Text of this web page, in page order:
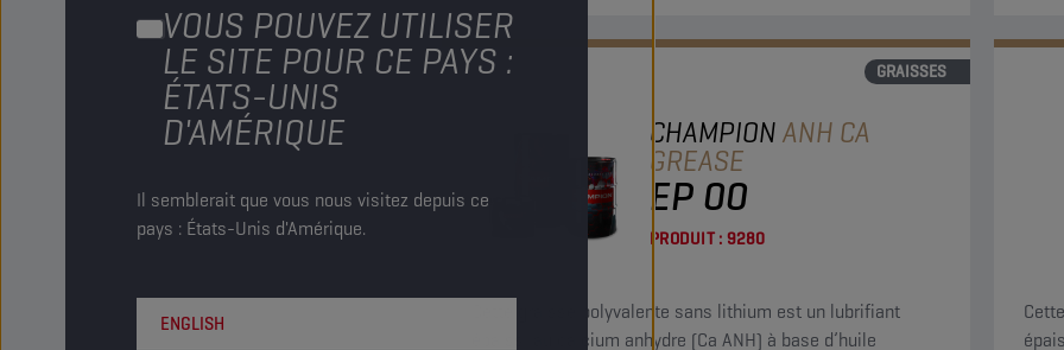
VOUS POUVEZ UTILISER
LE SITE POUR CE PAYS :
ÉTATS-UNIS
D'AMÉRIQUE
Il semblerait que vous nous visitez depuis ce
pays : États-Unis d'Amérique.
ENGLISH
GRAISSES
CHAMPIONANH CA
GREASE
EP 00
PRODUIT : 9280
Cette graisse polyvalente sans lithium est un lubrifiant
épaissi au calcium anhydre (Ca ANH) à base d’huile